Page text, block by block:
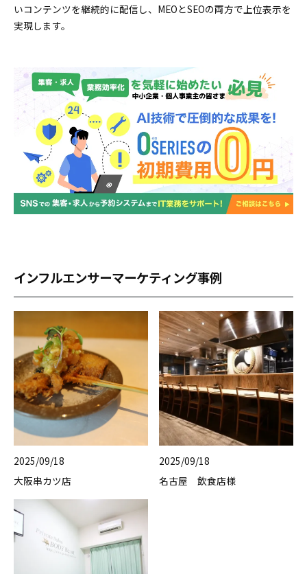
いコンテンツを継続的に配信し、MEOとSEOの両方で上位表示を
実現します。
インフルエンサーマーケティング事例
2025/09/18
大阪串カツ店
2025/09/18
名古屋 飲食店様